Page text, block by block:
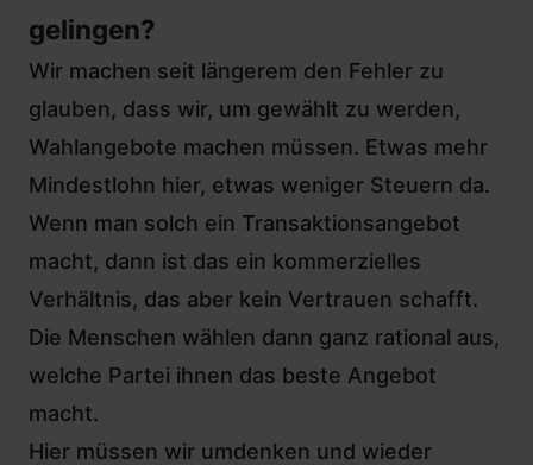
gelingen?
Wir machen seit längerem den Fehler zu
glauben, dass wir, um gewählt zu werden,
Wahlangebote machen müssen. Etwas mehr
Mindestlohn hier, etwas weniger Steuern da.
Wenn man solch ein Transaktionsangebot
macht, dann ist das ein kommerzielles
Verhältnis, das aber kein Vertrauen schafft.
Die Menschen wählen dann ganz rational aus,
welche Partei ihnen das beste Angebot
macht.
Hier müssen wir umdenken und wieder